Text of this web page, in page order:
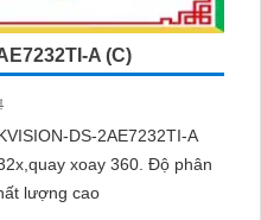
A (C)
DS-2AE7232TI-A
xoay 360. Độ phân
lượng cao